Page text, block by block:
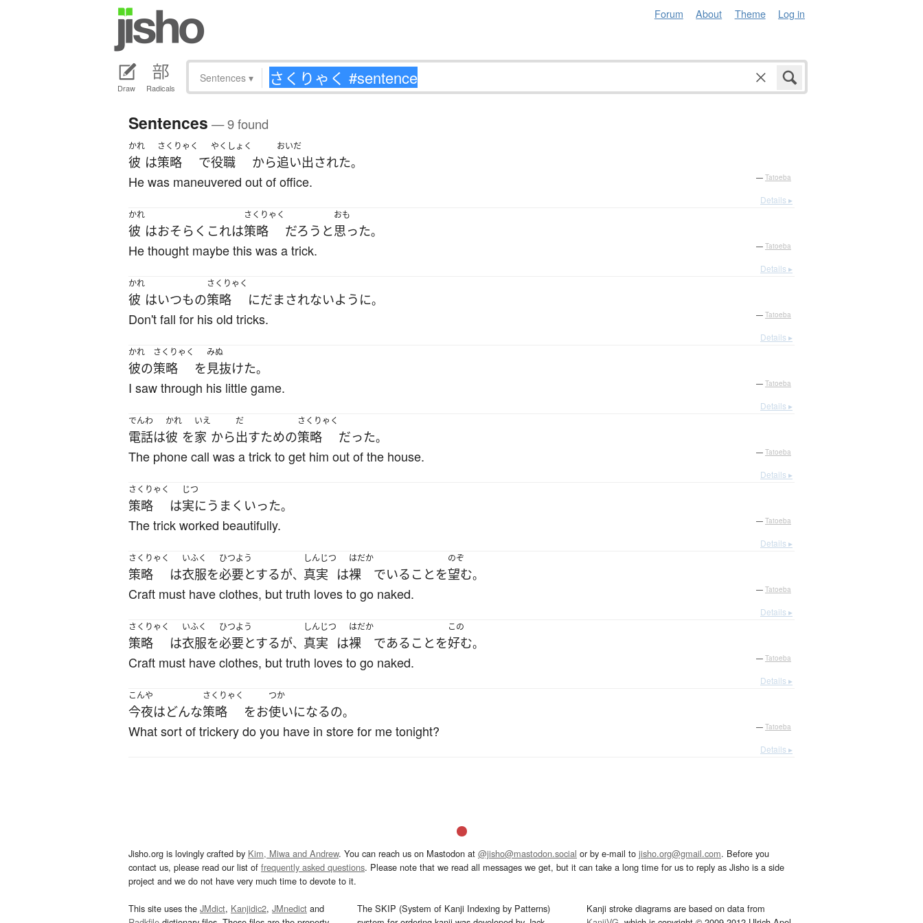
Forum About Theme Log in
Draw Radicals
Sentences ▾
Sentences — 9 found
かれ
彼 は
さくりゃく
策略 で
やくしょく
役職 から
おいだ
追い出された。
He was maneuvered out of office. — Tatoeba
Details ▸
かれ
彼 はおそらく これは
さくりゃく
策略 だろう と
おも
思った。
He thought maybe this was a trick. — Tatoeba
Details ▸
かれ
彼 はいつもの
さくりゃく
策略 にだまされないように。
Don't fall for his old tricks. — Tatoeba
Details ▸
かれ
彼の
さくりゃく
策略 を
みぬ
見抜けた。
I saw through his little game. — Tatoeba
Details ▸
でんわ
電話は
かれ
彼 を
いえ
家 から
だ
出すための
さくりゃく
策略 だった。
The phone call was a trick to get him out of the house. — Tatoeba
Details ▸
さくりゃく
策略 は
じつ
実にうまくいった。
The trick worked beautifully. — Tatoeba
Details ▸
さくりゃく
策略 は
いふく
衣服を
ひつよう
必要とするが、
しんじつ
真実 は
はだか
裸 でいる ことを
のぞ
望む。
Craft must have clothes, but truth loves to go naked. — Tatoeba
Details ▸
さくりゃく
策略 は
いふく
衣服を
ひつよう
必要とするが、
しんじつ
真実 は
はだか
裸 である ことを
この
好む。
Craft must have clothes, but truth loves to go naked. — Tatoeba
Details ▸
こんや
今夜はどんな
さくりゃく
策略 をお
つか
使いになるの。
What sort of trickery do you have in store for me tonight? — Tatoeba
Details ▸
Jisho.org is lovingly crafted by Kim, Miwa and Andrew. You can reach us on Mastodon at @jisho@mastodon.social or by e-mail to jisho.org@gmail.com. Before you
contact us, please read our list of frequently asked questions. Please note that we read all messages we get, but it can take a long time for us to reply as Jisho is a side
project and we do not have very much time to devote to it.
This site uses the JMdict, Kanjidic2, JMnedict and
The SKIP (System of Kanji Indexing by Patterns)
Kanji stroke diagrams are based on data from